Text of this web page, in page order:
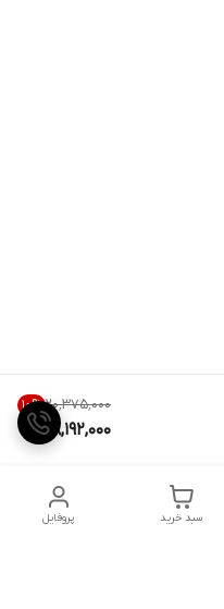
۲۰٬۳۷۵٬۰۰۰ 10%
18,192,000
پروفایل سبد خرید